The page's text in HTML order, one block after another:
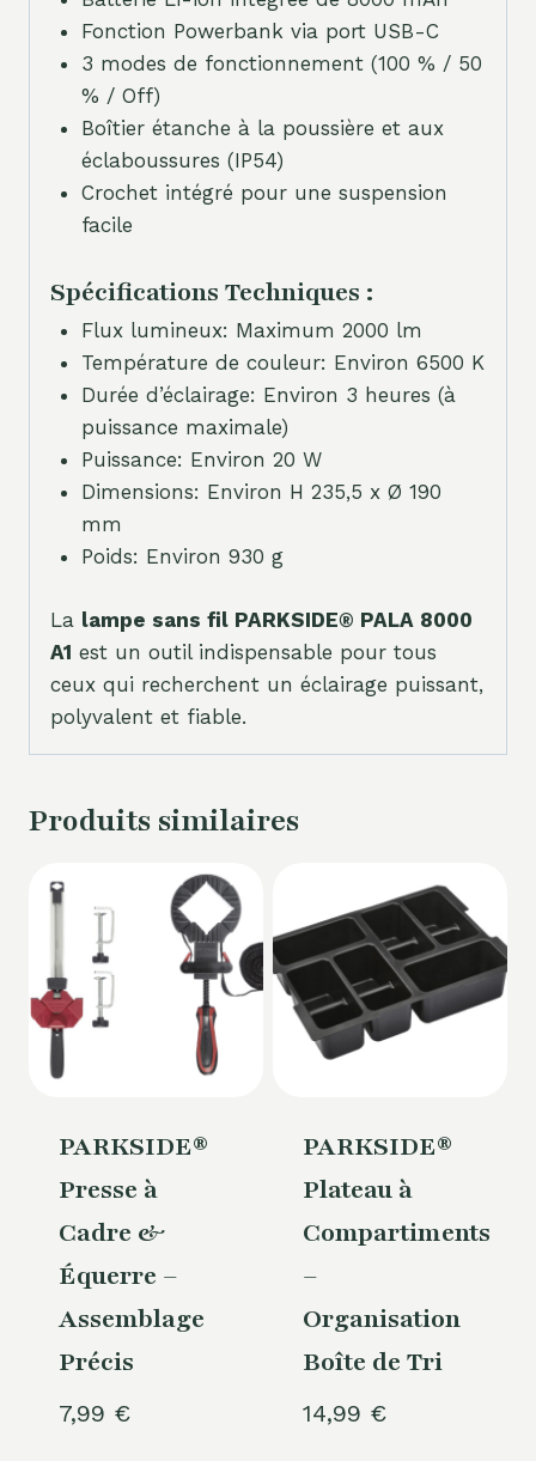
Fonction Powerbank via port USB-C
3 modes de fonctionnement (100 % / 50
% / Off)
Boîtier étanche à la poussière et aux
éclaboussures (IP54)
Crochet intégré pour une suspension
facile
Spécifications Techniques :
Flux lumineux: Maximum 2000 lm
Température de couleur: Environ 6500 K
Durée d’éclairage: Environ 3 heures (à
puissance maximale)
Puissance: Environ 20 W
Dimensions: Environ H 235,5 x Ø 190
mm
Poids: Environ 930 g
La lampe sans fil PARKSIDE® PALA 8000
A1 est un outil indispensable pour tous
ceux qui recherchent un éclairage puissant,
polyvalent et fiable.
Produits similaires
PARKSIDE®
Presse à
Cadre &
Équerre –
Assemblage
Précis
7,99 €
PARKSIDE®
Plateau à
Compartiments
–
Organisation
Boîte de Tri
14,99 €